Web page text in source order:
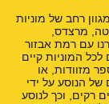
רחב של מוניות
מרצדס,
עם רמת אבזור
עד 4 נוסעים לכל המוניות קיים
מזוודות, או
של הנוסע על ידי
רקים, וכך לנוסע